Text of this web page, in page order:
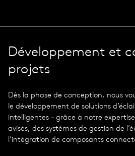
Développement et
projets
Dès la phase de conception, nous
le développement de solutions
intelligentes – grâce à notre
avisés, des systèmes de gestion de
l’intégration de composants